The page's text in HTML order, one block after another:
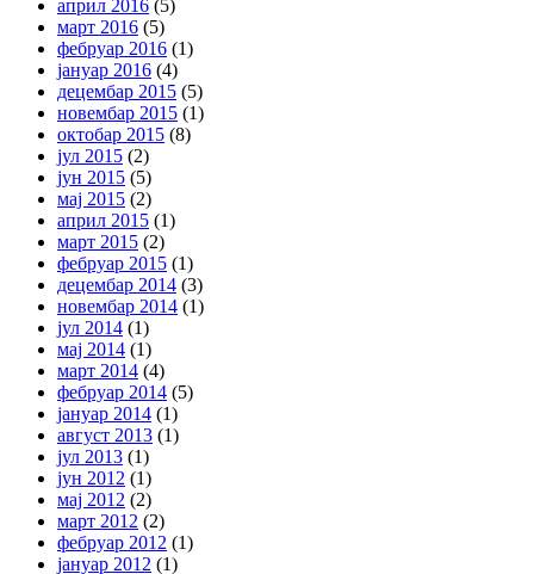
април 2016 (5)
март 2016 (5)
фебруар 2016 (1)
јануар 2016 (4)
децембар 2015 (5)
новембар 2015 (1)
октобар 2015 (8)
јул 2015 (2)
јун 2015 (5)
мај 2015 (2)
април 2015 (1)
март 2015 (2)
фебруар 2015 (1)
децембар 2014 (3)
новембар 2014 (1)
јул 2014 (1)
мај 2014 (1)
март 2014 (4)
фебруар 2014 (5)
јануар 2014 (1)
август 2013 (1)
јул 2013 (1)
јун 2012 (1)
мај 2012 (2)
март 2012 (2)
фебруар 2012 (1)
јануар 2012 (1)